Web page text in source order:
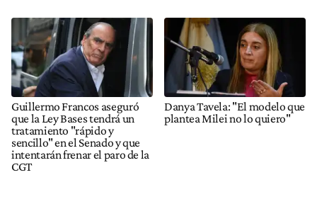
Guillermo Francos aseguró
que la Ley Bases tendrá un
tratamiento "rápido y
sencillo" en el Senado y que
intentarán frenar el paro de la
CGT
Danya Tavela: "El modelo que
plantea Milei no lo quiero"